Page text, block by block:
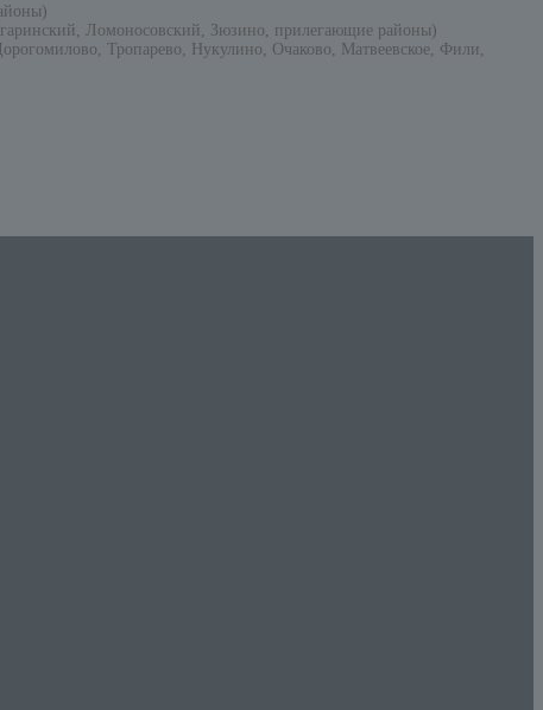
Ломоносовский, Зюзино, прилегающие районы)
Тропарево, Нукулино, Очаково, Матвеевское, Фили,